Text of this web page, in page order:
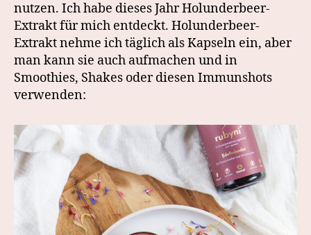
nutzen. Ich habe dieses Jahr Holunderbeer-
Extrakt für mich entdeckt. Holunderbeer-
Extrakt nehme ich täglich als Kapseln ein, aber
man kann sie auch aufmachen und in
Smoothies, Shakes oder diesen Immunshots
verwenden: